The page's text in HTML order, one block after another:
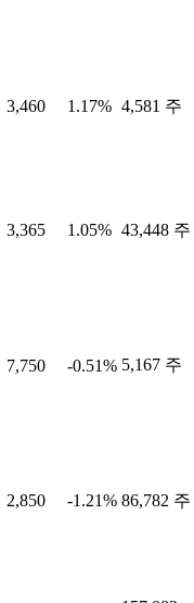
3,460 1.17% 4,581 주
3,365 1.05% 43,448 주
7,750 -0.51% 5,167 주
2,850 -1.21% 86,782 주